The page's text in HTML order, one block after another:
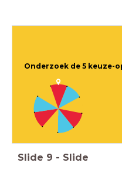
Onderzoek de 5 keuze-
Slide 9 - Slide